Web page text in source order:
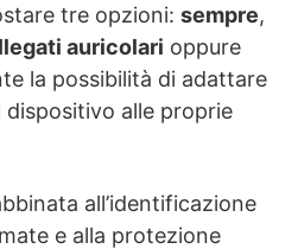
tre opzioni: sempre,
auricolari oppure
la possibilità di adattare
alle proprie
all’identificazione
e alla protezione